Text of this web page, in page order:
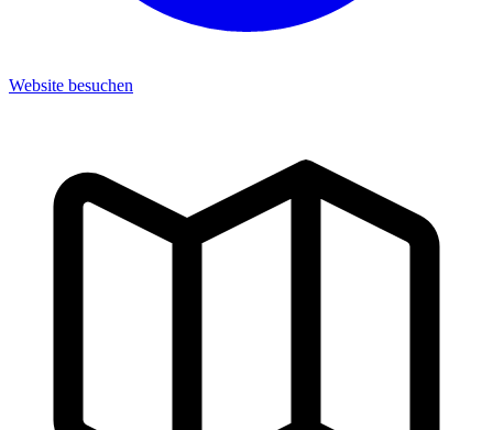
Website besuchen